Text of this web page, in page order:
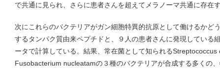
で共通に見られ、さらに患者さんを超えてメラノーマ共通に存在
次にこれらのバクテリアがガン細胞特異的抗原として働けるかど
するタンパク質由来ペプチドと、９人の患者さんに発現している
ータで計算している。結果、常在菌として知られる
Fusobacterium nucleatamの３種のバクテリアが合成する多くの